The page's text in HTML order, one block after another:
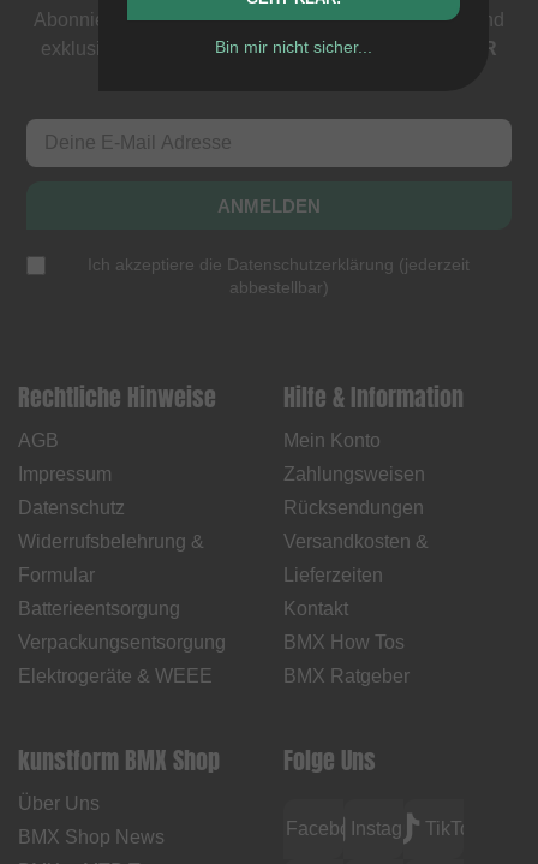
Abonniere unseren Newsletter: Events, BMX News und
exklusive Deals. Als Dank bekommst du einen
5 EUR
ANMELDEN
Ich akzeptiere die Datenschutzerklärung (jederzeit
abbestellbar)
Rechtliche Hinweise
AGB
Impressum
Datenschutz
Widerrufsbelehrung &
Formular
Batterieentsorgung
Verpackungsentsorgung
Elektrogeräte & WEEE
Hilfe & Information
Mein Konto
Zahlungsweisen
Rücksendungen
Versandkosten &
Lieferzeiten
Kontakt
BMX How Tos
BMX Ratgeber
kunstform BMX Shop
Über Uns
BMX Shop News
Folge Uns
FacebookInstagramTikTok
Bin mir nicht sicher...